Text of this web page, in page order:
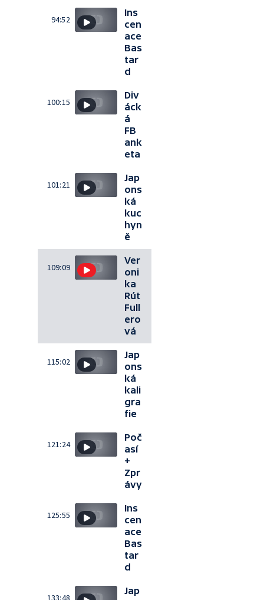
94:52
Ins
cen
ace
Bas
tar
d
100:15
Div
áck
á
FB
ank
eta
101:21
Jap
ons
ká
kuc
hyn
ě
109:09
Ver
oni
ka
Rút
Full
ero
vá
115:02
Jap
ons
ká
kali
gra
fie
121:24
Poč
así
+
Zpr
ávy
125:55
Ins
cen
ace
Bas
tar
d
133:48
Jap